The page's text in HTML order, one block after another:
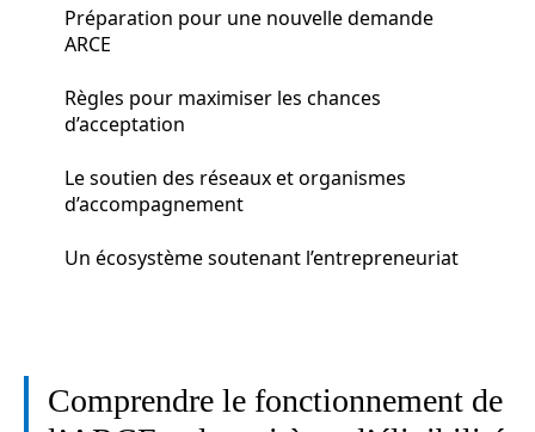
Préparation pour une nouvelle demande
ARCE
Règles pour maximiser les chances
d’acceptation
Le soutien des réseaux et organismes
d’accompagnement
Un écosystème soutenant l’entrepreneuriat
Comprendre le fonctionnement de